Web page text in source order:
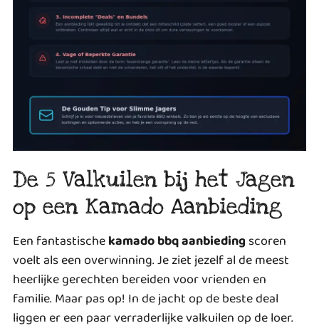
De 5 Valkuilen bij het Jagen
op een Kamado Aanbieding
Een fantastischekamado bbq aanbieding scoren
voelt als een overwinning. Je ziet jezelf al de meest
heerlijke gerechten bereiden voor vrienden en
familie. Maar pas op! In de jacht op de beste deal
liggen er een paar verraderlijke valkuilen op de loer.